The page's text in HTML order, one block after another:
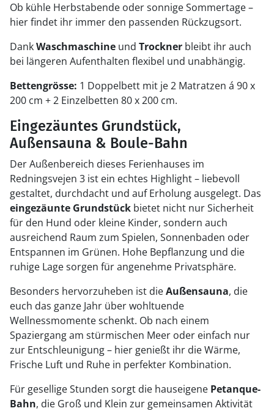
Ob kühle Herbstabende oder sonnige Sommertage –
hier findet ihr immer den passenden Rückzugsort.
DankWaschmaschine und Trockner bleibt ihr auch
bei längeren Aufenthalten flexibel und unabhängig.
Bettengrösse: 1 Doppelbett mit je 2 Matratzen á 90 x
200 cm + 2 Einzelbetten 80 x 200 cm.
Eingezäuntes Grundstück,
Außensauna & Boule-Bahn
Der Außenbereich dieses Ferienhauses im
Redningsvejen 3 ist ein echtes Highlight – liebevoll
gestaltet, durchdacht und auf Erholung ausgelegt. Das
eingezäunte Grundstück bietet nicht nur Sicherheit
für den Hund oder kleine Kinder, sondern auch
ausreichend Raum zum Spielen, Sonnenbaden oder
Entspannen im Grünen. Hohe Bepflanzung und die
ruhige Lage sorgen für angenehme Privatsphäre.
Besonders hervorzuheben ist dieAußensauna, die
euch das ganze Jahr über wohltuende
Wellnessmomente schenkt. Ob nach einem
Spaziergang am stürmischen Meer oder einfach nur
zur Entschleunigung – hier genießt ihr die Wärme,
Frische Luft und Ruhe in perfekter Kombination.
Für gesellige Stunden sorgt die hauseigene Petanque-
Bahn, die Groß und Klein zur gemeinsamen Aktivität